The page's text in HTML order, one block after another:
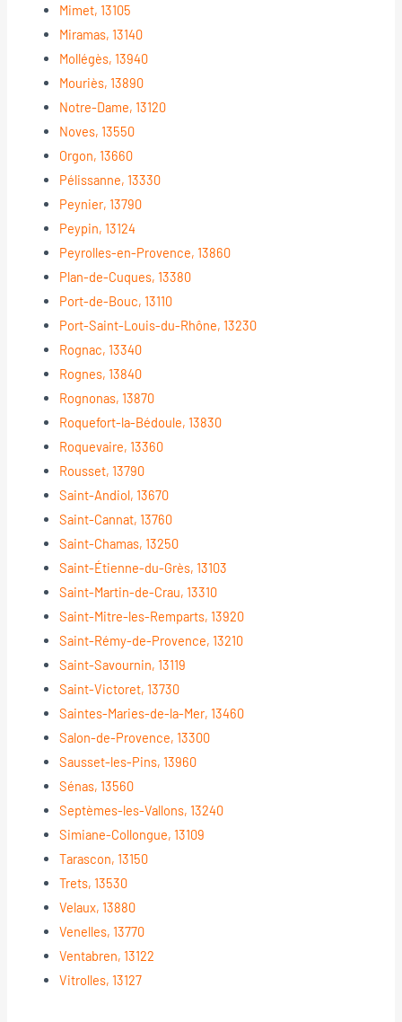
Mimet, 13105
Miramas, 13140
Mollégès, 13940
Mouriès, 13890
Notre-Dame, 13120
Noves, 13550
Orgon, 13660
Pélissanne, 13330
Peynier, 13790
Peypin, 13124
Peyrolles-en-Provence, 13860
Plan-de-Cuques, 13380
Port-de-Bouc, 13110
Port-Saint-Louis-du-Rhône, 13230
Rognac, 13340
Rognes, 13840
Rognonas, 13870
Roquefort-la-Bédoule, 13830
Roquevaire, 13360
Rousset, 13790
Saint-Andiol, 13670
Saint-Cannat, 13760
Saint-Chamas, 13250
Saint-Étienne-du-Grès, 13103
Saint-Martin-de-Crau, 13310
Saint-Mitre-les-Remparts, 13920
Saint-Rémy-de-Provence, 13210
Saint-Savournin, 13119
Saint-Victoret, 13730
Saintes-Maries-de-la-Mer, 13460
Salon-de-Provence, 13300
Sausset-les-Pins, 13960
Sénas, 13560
Septèmes-les-Vallons, 13240
Simiane-Collongue, 13109
Tarascon, 13150
Trets, 13530
Velaux, 13880
Venelles, 13770
Ventabren, 13122
Vitrolles, 13127